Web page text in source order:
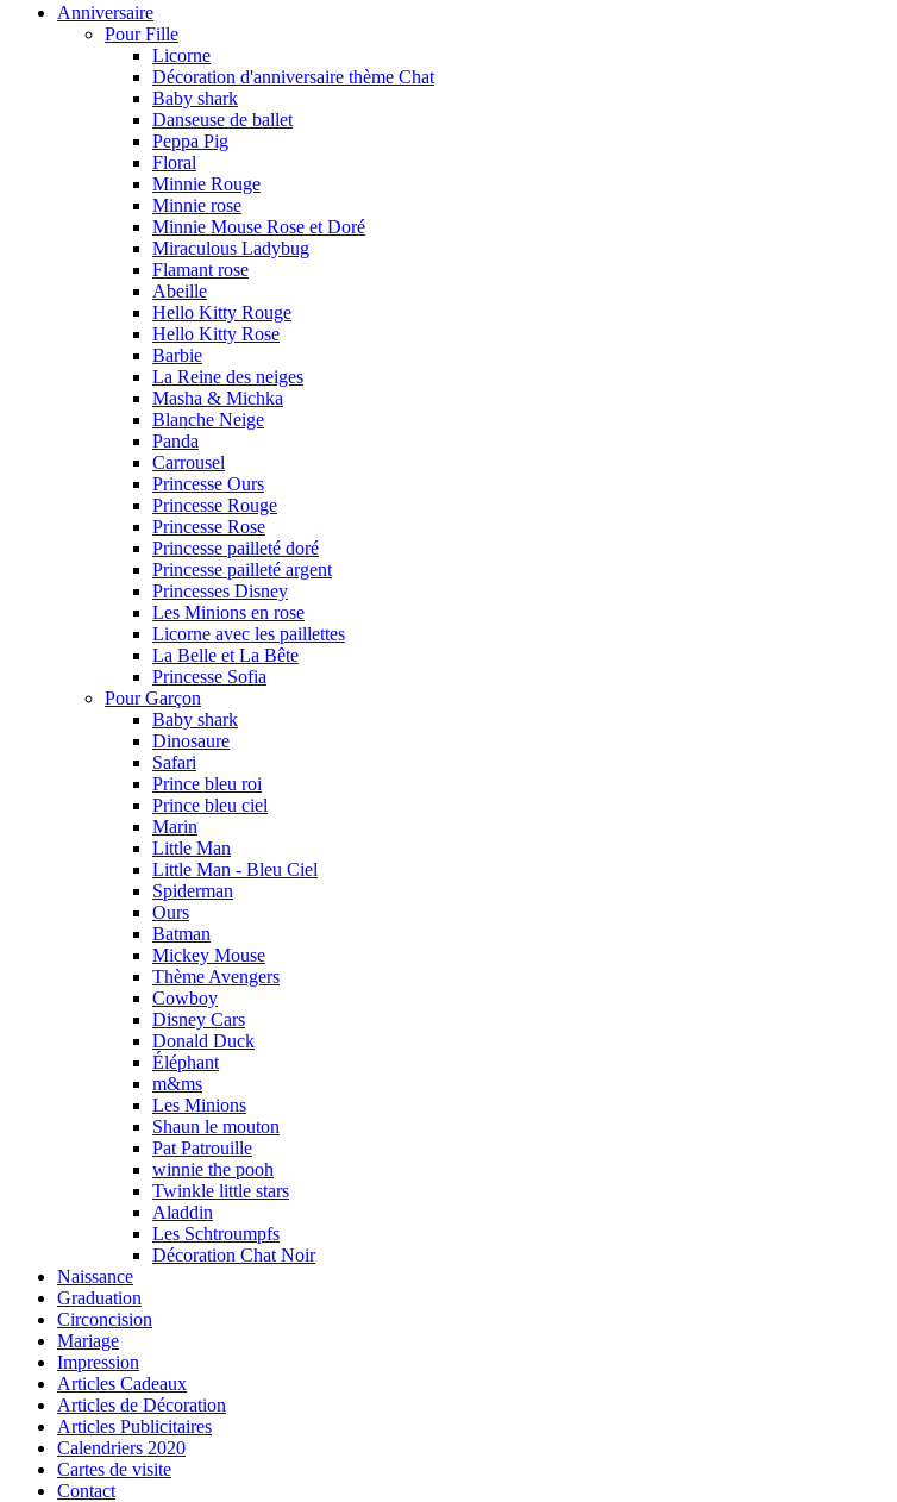
Anniversaire
Pour Fille
Licorne
Décoration d'anniversaire thème Chat
Baby shark
Danseuse de ballet
Peppa Pig
Floral
Minnie Rouge
Minnie rose
Minnie Mouse Rose et Doré
Miraculous Ladybug
Flamant rose
Abeille
Hello Kitty Rouge
Hello Kitty Rose
Barbie
La Reine des neiges
Masha & Michka
Blanche Neige
Panda
Carrousel
Princesse Ours
Princesse Rouge
Princesse Rose
Princesse pailleté doré
Princesse pailleté argent
Princesses Disney
Les Minions en rose
Licorne avec les paillettes
La Belle et La Bête
Princesse Sofia
Pour Garçon
Baby shark
Dinosaure
Safari
Prince bleu roi
Prince bleu ciel
Marin
Little Man
Little Man - Bleu Ciel
Spiderman
Ours
Batman
Mickey Mouse
Thème Avengers
Cowboy
Disney Cars
Donald Duck
Éléphant
m&ms
Les Minions
Shaun le mouton
Pat Patrouille
winnie the pooh
Twinkle little stars
Aladdin
Les Schtroumpfs
Décoration Chat Noir
Naissance
Graduation
Circoncision
Mariage
Impression
Articles Cadeaux
Articles de Décoration
Articles Publicitaires
Calendriers 2020
Cartes de visite
Contact